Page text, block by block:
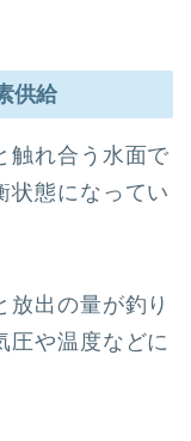
供給
触れ合う水面で
状態になってい
放出の量が釣り
圧や温度などに